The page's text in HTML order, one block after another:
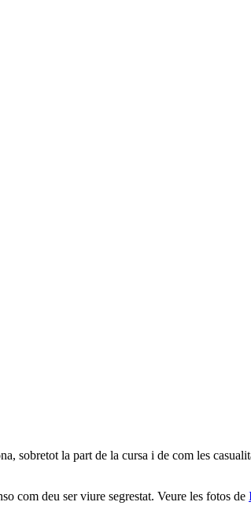
sobretot la part de la cursa i de com les
com deu ser viure segrestat. Veure les fotos de